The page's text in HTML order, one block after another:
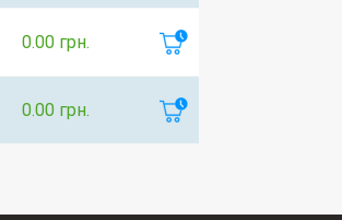
0.00 грн.
0.00 грн.